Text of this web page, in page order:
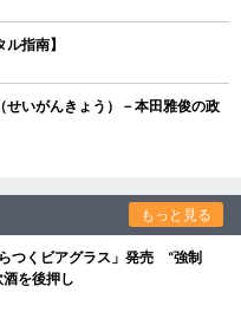
指南】
いがんきょう）－本田雅俊の政
もっと見る
つくビアグラス」発売 “強制
を後押し